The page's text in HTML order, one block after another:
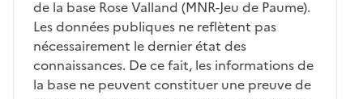
de la base Rose Valland (MNR-Jeu de Paume).
Les données publiques ne reflètent pas
nécessairement le dernier état des
connaissances. De ce fait, les informations de
la base ne peuvent constituer une preuve de